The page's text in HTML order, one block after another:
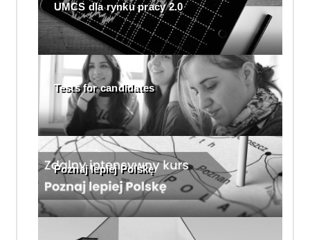
UMCS dla rynku pracy 2.0
Tests for candidates
Poznaj lepiej Polskę